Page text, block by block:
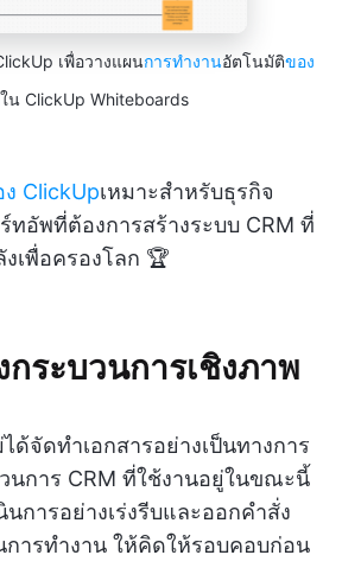
เพื่อวางแผนการทำงานอัตโนมัติของ
ใน ClickUp Whiteboards
ClickUpเหมาะสำหรับธุรกิจ
ทอัพที่ต้องการสร้างระบบ CRM ที่
เพื่อครองโลก 🏆
ระบวนการเชิงภาพ
ด้จัดทำเอกสารอย่างเป็นทางการ
การ CRM ที่ใช้งานอยู่ในขณะนี้
การอย่างเร่งรีบและออกคำสั่ง
ารทำงาน ให้คิดให้รอบคอบก่อน